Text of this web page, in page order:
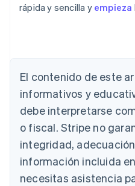
rápida y sencilla y empieza
El contenido de este
informativos y
debe interpretarse
o fiscal. Stripe no
integridad,
información incluida
necesitas asistencia
DeutschEnglish
Australia
English
Austria
DeutschEnglish
Nederlands FrançaisDeutsch
Brasil
Português English
Bulgaria
English